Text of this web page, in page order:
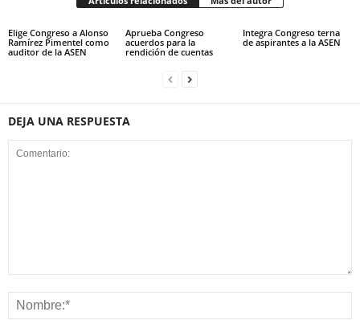
Elige Congreso a Alonso
Ramírez Pimentel como
auditor de la ASEN
Aprueba Congreso
acuerdos para la
rendición de cuentas
Integra Congreso terna
de aspirantes a la ASEN
DEJA UNA RESPUESTA